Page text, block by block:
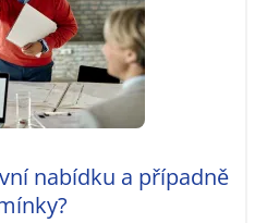
nabídku a případně